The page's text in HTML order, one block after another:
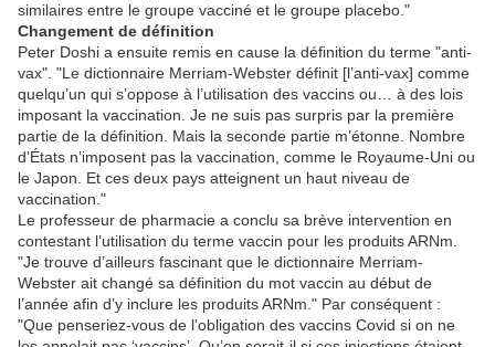
similaires entre le groupe vacciné et le groupe placebo."
Changement de définition
Peter Doshi a ensuite remis en cause la définition du terme "anti-
vax". "Le dictionnaire Merriam-Webster définit [l’anti-vax] comme
quelqu’un qui s’oppose à l’utilisation des vaccins ou… à des lois
imposant la vaccination. Je ne suis pas surpris par la première
partie de la définition. Mais la seconde partie m’étonne. Nombre
d’États n’imposent pas la vaccination, comme le Royaume-Uni ou
le Japon. Et ces deux pays atteignent un haut niveau de
vaccination."
Le professeur de pharmacie a conclu sa brève intervention en
contestant l’utilisation du terme vaccin pour les produits ARNm.
"Je trouve d’ailleurs fascinant que le dictionnaire Merriam-
Webster ait changé sa définition du mot vaccin au début de
l’année afin d’y inclure les produits ARNm." Par conséquent :
"Que penseriez-vous de l’obligation des vaccins Covid si on ne